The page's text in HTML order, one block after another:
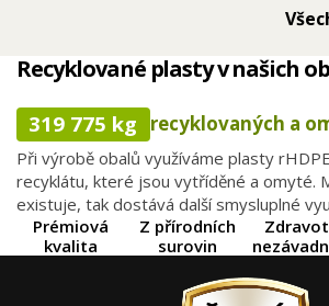
Recyklované plasty v našich
319 775 kg recyklovaných a
Při výrobě obalů využíváme plasty
recyklátu, které jsou vytříděné a omyté.
existuje, tak dostává další smysluplné
Prémiová
kvalita
Z přírodních
surovin